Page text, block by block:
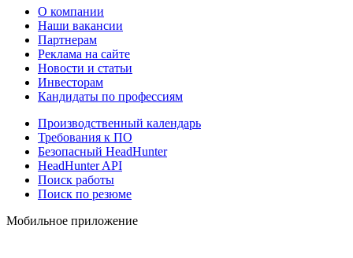
О компании
Наши вакансии
Партнерам
Реклама на сайте
Новости и статьи
Инвесторам
Кандидаты по профессиям
Производственный календарь
Требования к ПО
Безопасный HeadHunter
HeadHunter API
Поиск работы
Поиск по резюме
Мобильное приложение